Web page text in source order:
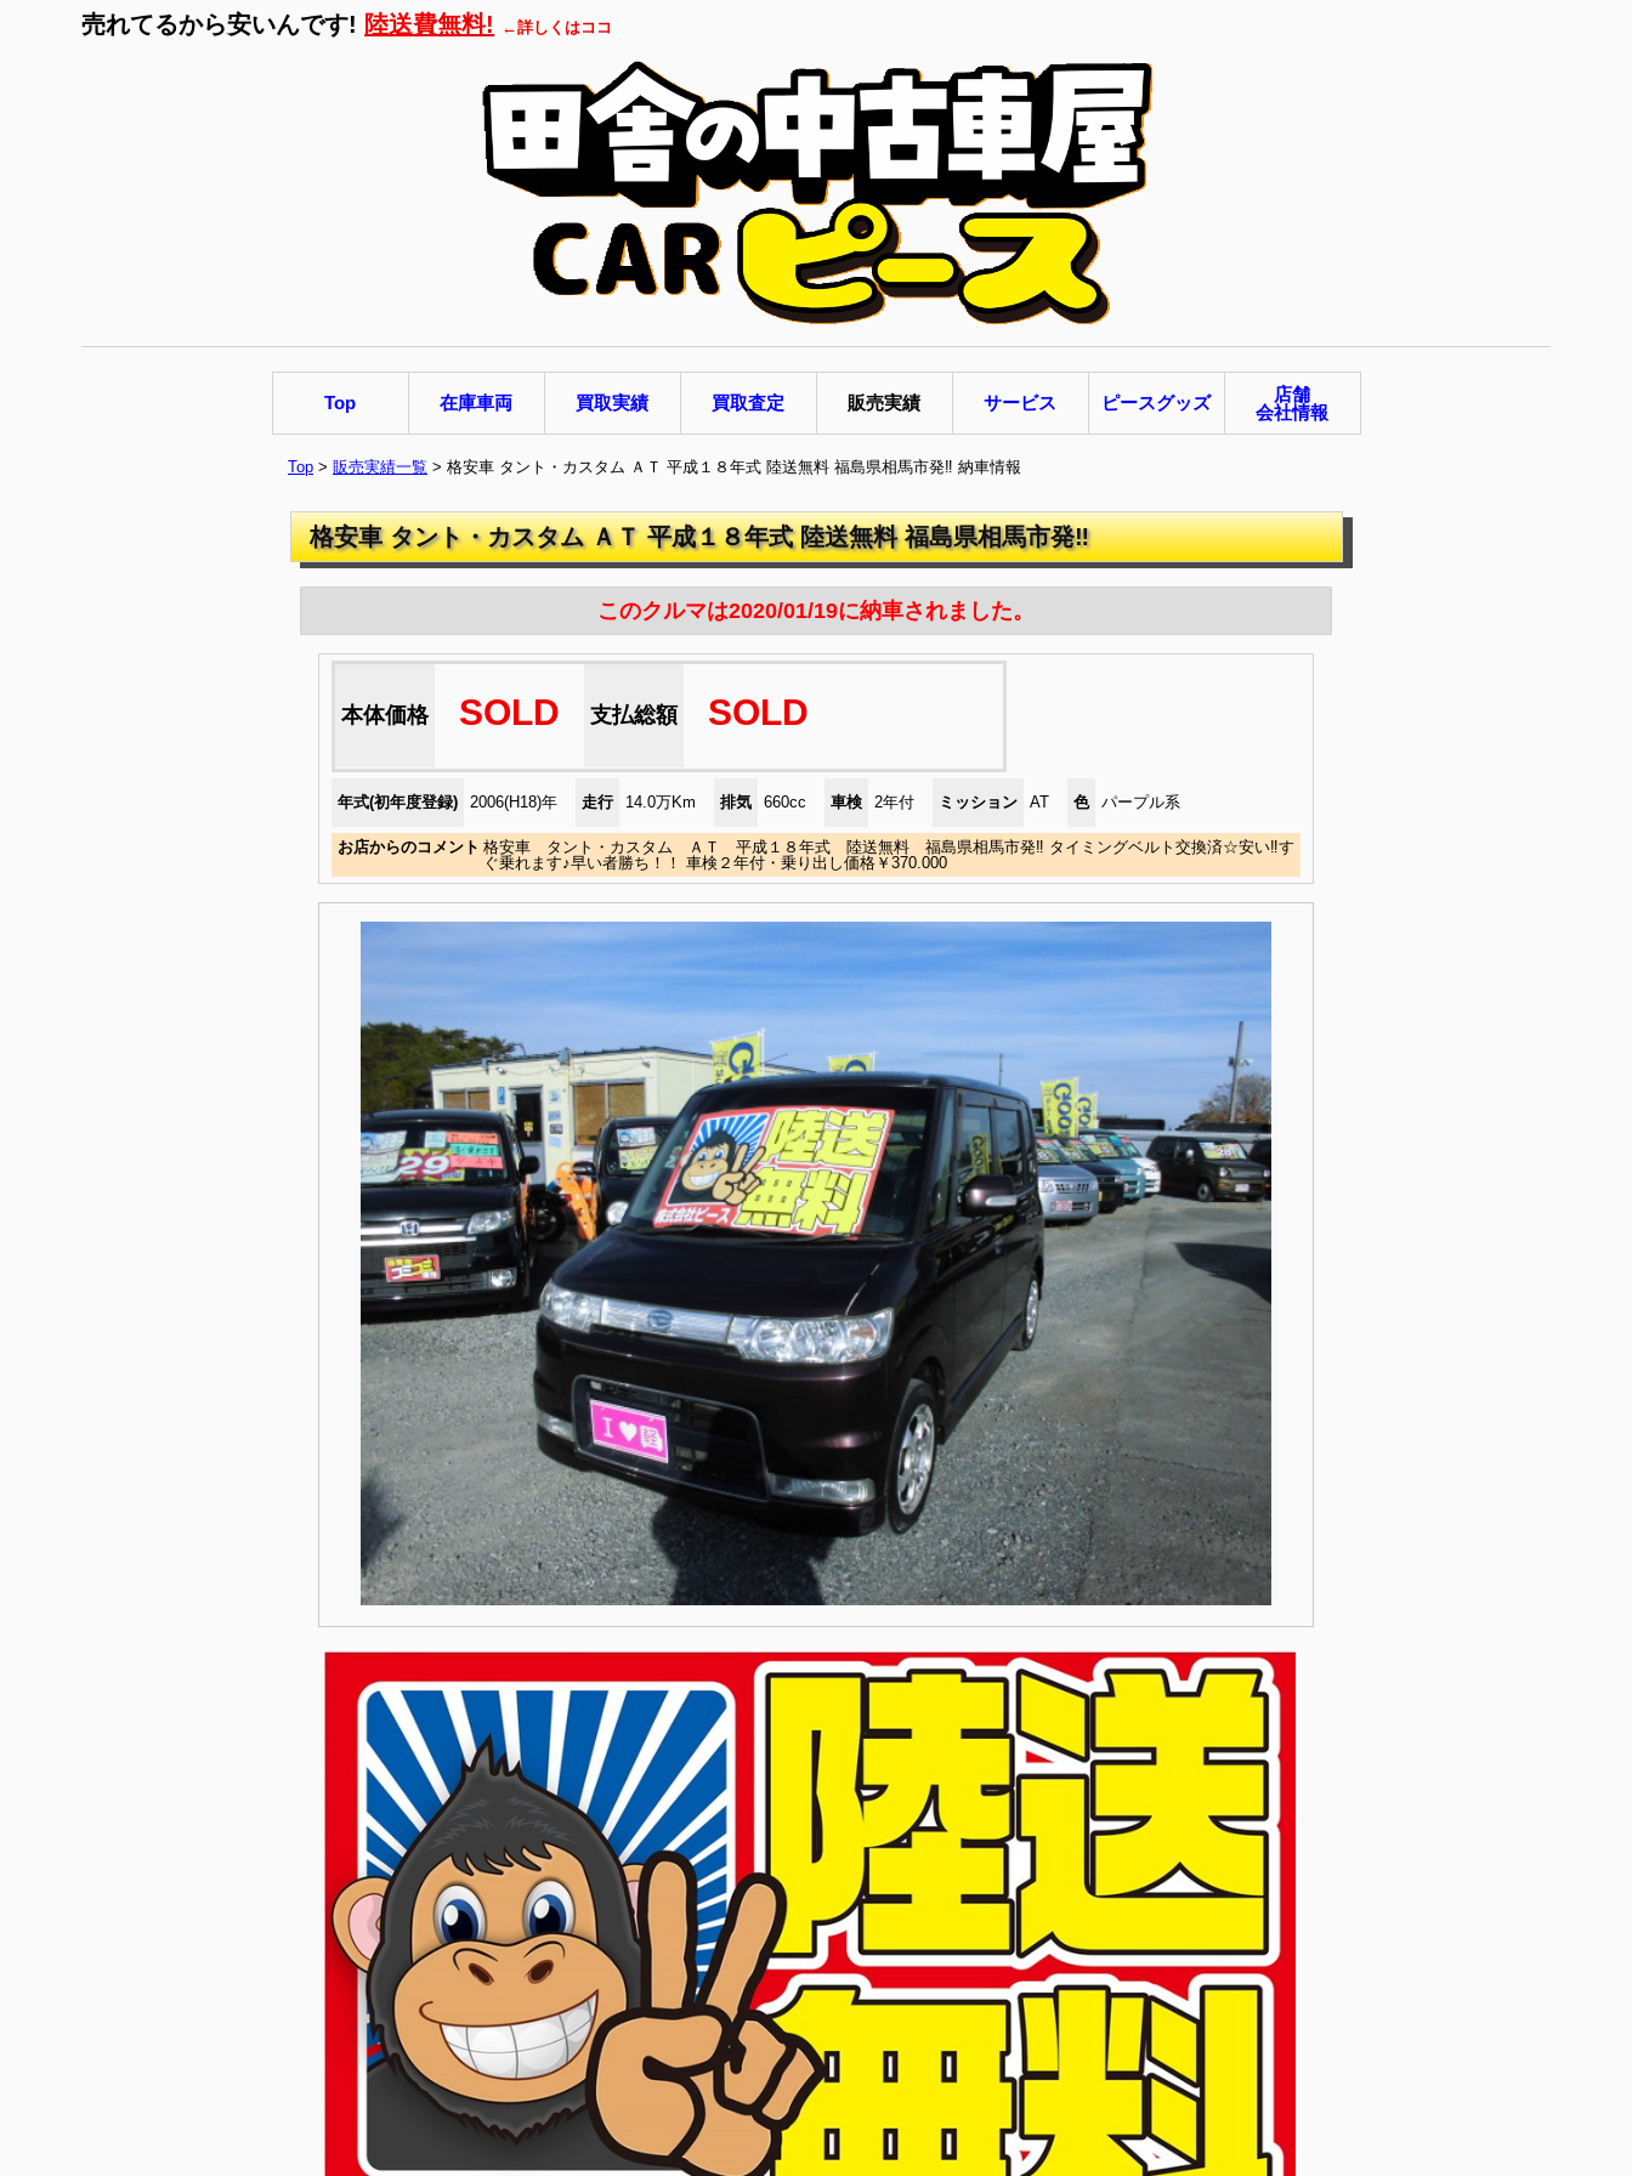
売れてるから安いんです! 陸送費無料! ←詳しくはココ
Top 在庫車両 買取実績 買取査定 販売実績 サービス ピースグッズ
店舗
会社情報
Top > 販売実績一覧 > 格安車 タント・カスタム ＡＴ 平成１８年式 陸送無料 福島県相馬市発‼ 納車情報
格安車 タント・カスタム ＡＴ 平成１８年式 陸送無料 福島県相馬市発‼
このクルマは2020/01/19に納車されました。
本体価格 SOLD 支払総額 SOLD
年式(初年度登録) 2006(H18)年 走行 14.0万Km 排気 660cc 車検 2年付 ミッション AT 色 パープル系
お店からのコメント 格安車 タント・カスタム ＡＴ 平成１８年式 陸送無料 福島県相馬市発‼ タイミングベルト交換済☆安い‼す
ぐ乗れます♪早い者勝ち！！ 車検２年付・乗り出し価格￥370.000